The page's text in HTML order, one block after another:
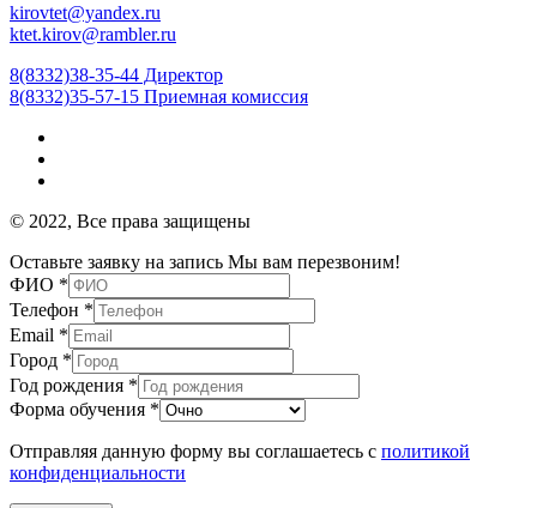
kirovtet@yandex.ru
ktet.kirov@rambler.ru
8(8332)38-35-44 Директор
8(8332)35-57-15 Приемная комиссия
© 2022, Все права защищены
Оставьте заявку на запись Мы вам перезвоним!
ФИО *
Телефон *
Email *
Город *
Год рождения *
Форма обучения *
Отправляя данную форму вы соглашаетесь с политикой
конфиденциальности